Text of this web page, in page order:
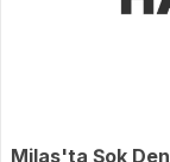
Milas'ta Şok